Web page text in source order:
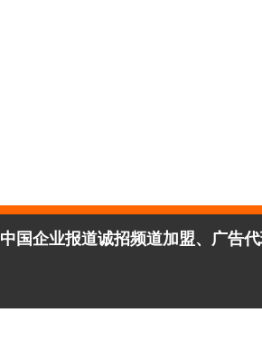
中国企业报道诚招频道加盟、广告